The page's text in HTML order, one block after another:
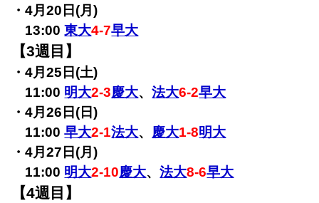
・4月20日(月)
13:00東大4-7早大
【3週目】
・4月25日(土)
11:00 明大2-3慶大、法大6-2早大
・4月26日(日)
11:00早大2-1法大、 慶大1-8明大
・4月27日(月)
11:00 明大2-10慶大、法大8-6早大
【4週目】